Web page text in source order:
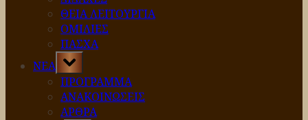
ΘΕΙΑ ΛΕΙΤΟΥΡΓΙΑ
ΟΜΙΛΙΕΣ
ΠΑΣΧΑ
ΝΕΑ
Toggle
sub-
menu
ΠΡΟΓΡΑΜΜΑ
ΑΝΑΚΟΙΝΩΣΕΙΣ
ΑΡΘΡΑ